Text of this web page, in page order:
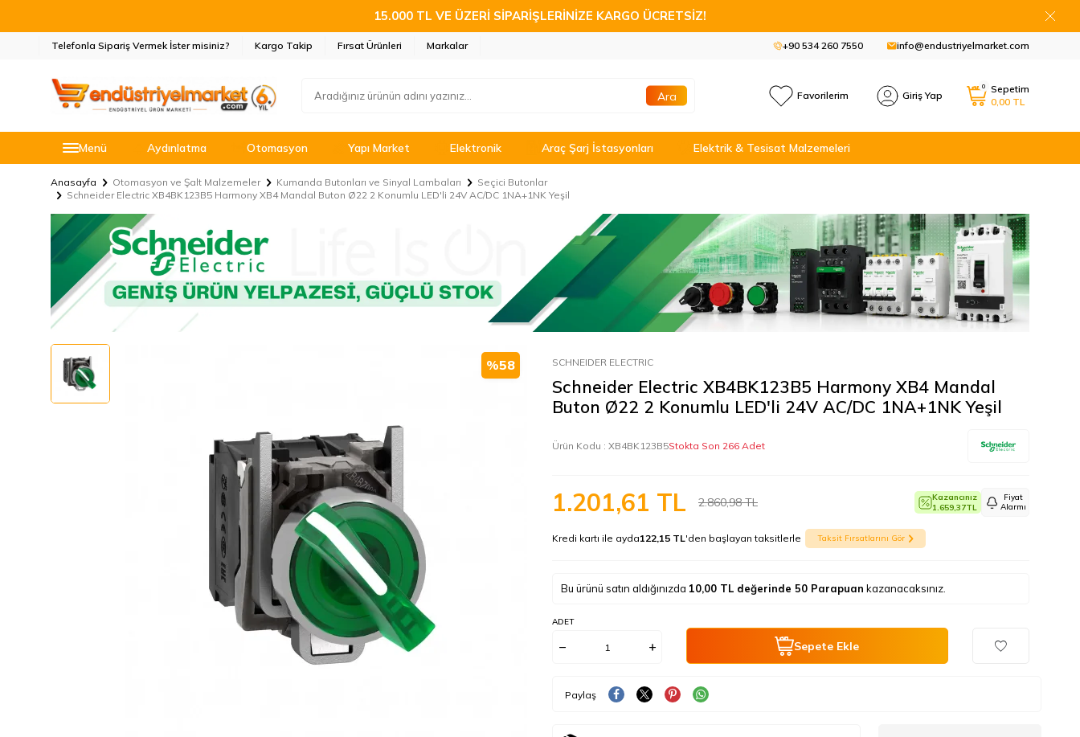
15.000 TL VE ÜZERİ SİPARİŞLERİNİZE KARGO ÜCRETSİZ!
Telefonla Sipariş Vermek İster misiniz? Kargo Takip Fırsat Ürünleri Markalar +90 534 260 7550 info@endustriyelmarket.com
Ara Favorilerim Giriş Yap
0
Sepetim
0,00 TL
Menü Aydınlatma Otomasyon Yapı Market Elektronik Araç Şarj İstasyonları Elektrik & Tesisat Malzemeleri
Anasayfa Otomasyon ve Şalt Malzemeler Kumanda Butonları ve Sinyal Lambaları
Seçici Butonlar
Schneider Electric XB4BK123B5 Harmony XB4 Mandal Buton Ø22 2 Konumlu LED'li 24V AC/DC 1NA+1NK Yeşil
%58 SCHNEIDER ELECTRIC
Schneider Electric XB4BK123B5 Harmony XB4 Mandal
Buton Ø22 2 Konumlu LED'li 24V AC/DC 1NA+1NK Yeşil
Ürün Kodu : XB4BK123B5Stokta Son 266 Adet
2.860,98TL
1.201,61 TL
Kazancınız
1.659,37TL
Fiyat
Alarmı
Kredi kartı ile ayda122,15 TL'den başlayan taksitlerle Taksit Fırsatlarını Gör
Bu ürünü satın aldığınızda 10,00 TL değerinde 50 Parapuan kazanacaksınız.
ADET
Sepete Ekle
Paylaş